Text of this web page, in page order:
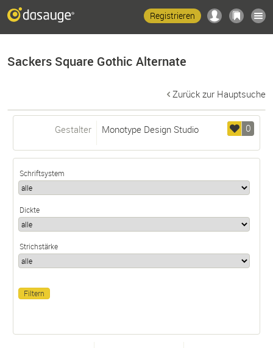
Registrieren
Sackers Square Gothic Alternate
Zurück zur Hauptsuche
0
Gestalter Monotype Design Studio
Schriftsystem
Dickte
Strichstärke